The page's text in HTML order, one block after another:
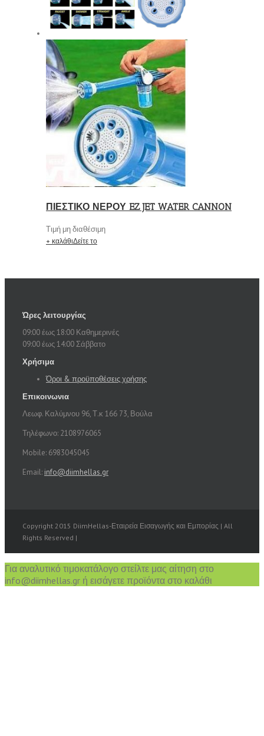
ΠΙΕΣΤΙΚΟ ΝΕΡΟΥ EZ JET WATER CANNON
Τιμή μη διαθέσιμη
+ καλάθιΔείτε το
Ώρες λειτουργίας
09:00 έως 18:00 Καθημερινές
09:00 έως 14:00 Σάββατο
Χρήσιμα
Όροι & προϋποθέσεις χρήσης
Επικοινωνια
Λεωφ. Καλύμνου 96, Τ.κ 166 73, Βούλα
Τηλέφωνο: 2108976065
Mobile: 6983045045
Email: info@diimhellas.gr
Copyright 2015 DiimHellas-Εταιρεία Εισαγωγής και Εμπορίας | All
Rights Reserved |
Για αναλυτικό τιμοκατάλογο στείλτε μας αίτηση στο
info@diimhellas.gr ή εισάγετε προϊόντα στο καλάθι